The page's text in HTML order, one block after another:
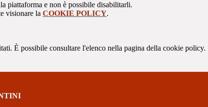
piattaforma e non è possibile disabilitarli.
visionare la COOKIE POLICY.
È possibile consultare l'elenco nella pagina della cookie policy.